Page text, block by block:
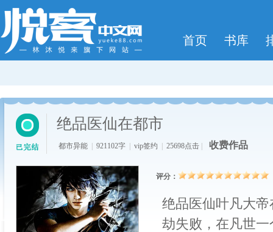
首页 书库
绝品医仙在都市
都市异能 921102字 vip签约 25698点击 收费作品
评分：
绝品医仙叶凡大
劫失败，在凡世